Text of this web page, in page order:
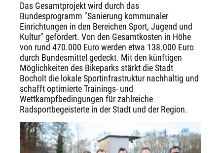
Das Gesamtprojekt wird durch das
Bundesprogramm "Sanierung kommunaler
Einrichtungen in den Bereichen Sport, Jugend und
Kultur" gefördert. Von den Gesamtkosten in Höhe
von rund 470.000 Euro werden etwa 138.000 Euro
durch Bundesmittel gedeckt. Mit den künftigen
Möglichkeiten des Bikeparks stärkt die Stadt
Bocholt die lokale Sportinfrastruktur nachhaltig und
schafft optimierte Trainings- und
Wettkampfbedingungen für zahlreiche
Radsportbegeisterte in der Stadt und der Region.